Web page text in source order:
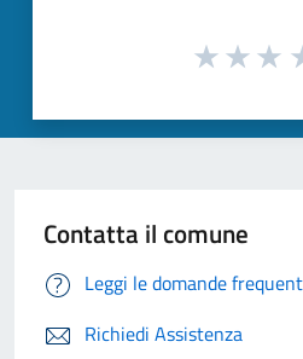
Contatta il comune
Leggi le domande
Richiedi Assistenza